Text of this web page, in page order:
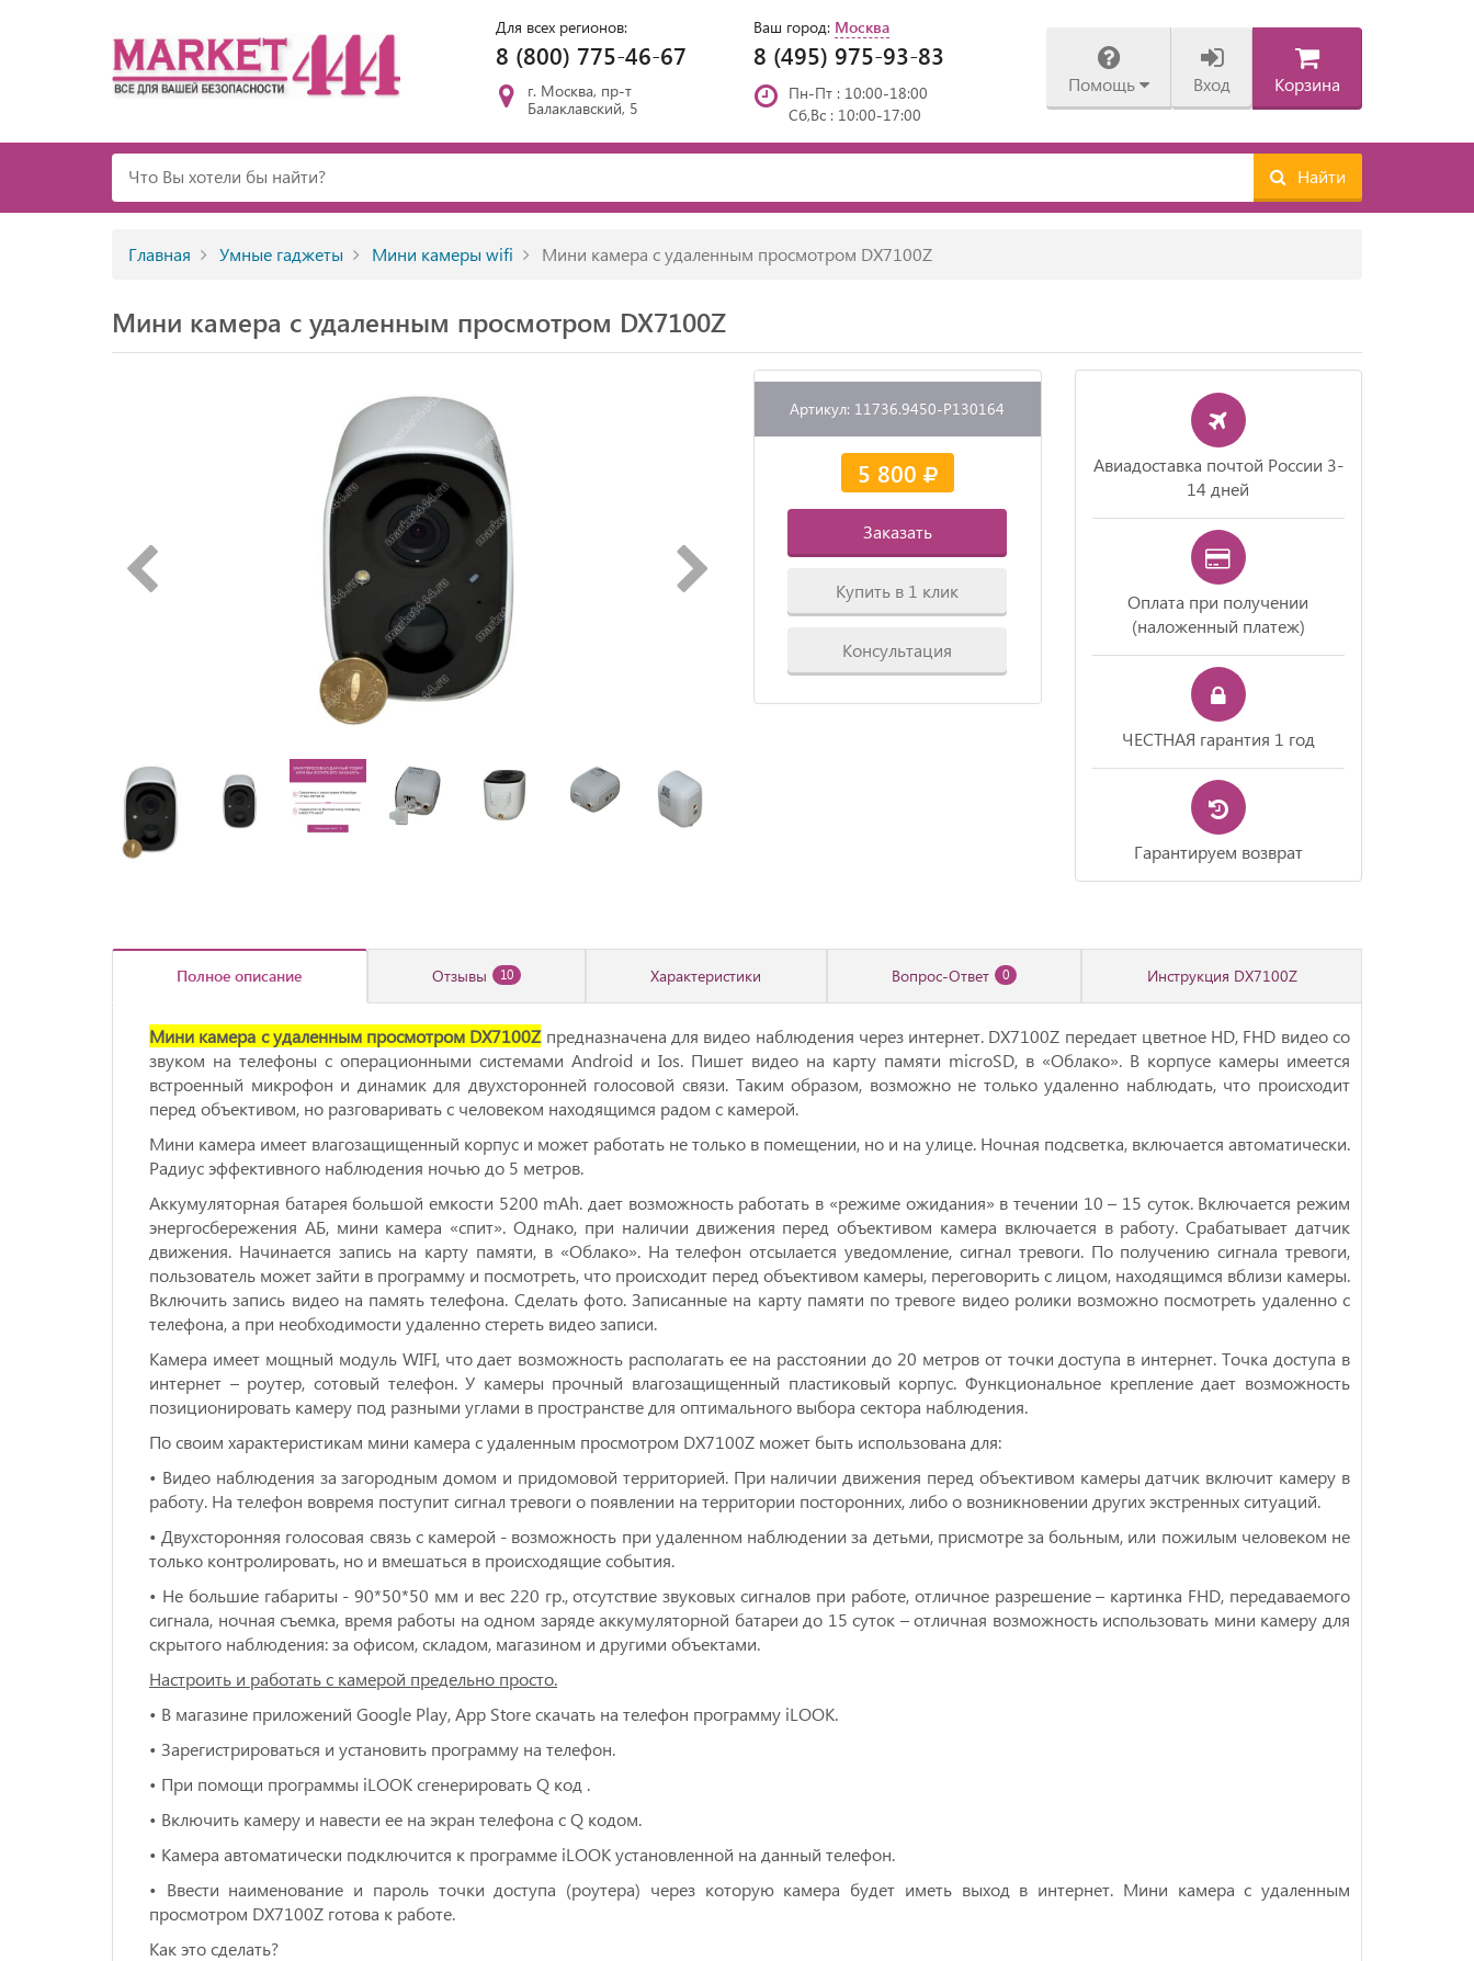
Для всех регионов:
8 (800) 775-46-67
Ваш город: Москва
8 (495) 975-93-83
г. Москва, пр-т
Балаклавский, 5
Пн-Пт : 10:00-18:00
Сб,Вс : 10:00-17:00
Помощь Вход Корзина
Найти
Главная Умные гаджеты Мини камеры wifi Мини камера с удаленным просмотром DX7100Z
Мини камера с удаленным просмотром DX7100Z
Артикул: 11736.9450-P130164
5 800
Заказать
Купить в 1 клик
Консультация
Авиадоставка почтой России 3-
14 дней
Оплата при получении
(наложенный платеж)
ЧЕСТНАЯ гарантия 1 год
Гарантируем возврат
Полное описание Отзывы 10 Характеристики Вопрос-Ответ 0 Инструкция DX7100Z
Мини камера с удаленным просмотром DX7100Zпредназначена для видео наблюдения через интернет. DX7100Z передает цветное HD, FHD видео со
звуком на телефоны с операционными системами Android и Ios. Пишет видео на карту памяти microSD, в «Облако». В корпусе камеры имеется
встроенный микрофон и динамик для двухсторонней голосовой связи. Таким образом, возможно не только удаленно наблюдать, что происходит
перед объективом, но разговаривать с человеком находящимся радом с камерой.
Мини камера имеет влагозащищенный корпус и может работать не только в помещении, но и на улице. Ночная подсветка, включается автоматически.
Радиус эффективного наблюдения ночью до 5 метров.
Аккумуляторная батарея большой емкости 5200 mAh. дает возможность работать в «режиме ожидания» в течении 10 – 15 суток. Включается режим
энергосбережения АБ, мини камера «спит». Однако, при наличии движения перед объективом камера включается в работу. Срабатывает датчик
движения. Начинается запись на карту памяти, в «Облако». На телефон отсылается уведомление, сигнал тревоги. По получению сигнала тревоги,
пользователь может зайти в программу и посмотреть, что происходит перед объективом камеры, переговорить с лицом, находящимся вблизи камеры.
Включить запись видео на память телефона. Сделать фото. Записанные на карту памяти по тревоге видео ролики возможно посмотреть удаленно с
телефона, а при необходимости удаленно стереть видео записи.
Камера имеет мощный модуль WIFI, что дает возможность располагать ее на расстоянии до 20 метров от точки доступа в интернет. Точка доступа в
интернет – роутер, сотовый телефон. У камеры прочный влагозащищенный пластиковый корпус. Функциональное крепление дает возможность
позиционировать камеру под разными углами в пространстве для оптимального выбора сектора наблюдения.
По своим характеристикам мини камера с удаленным просмотром DX7100Z может быть использована для:
• Видео наблюдения за загородным домом и придомовой территорией. При наличии движения перед объективом камеры датчик включит камеру в
работу. На телефон вовремя поступит сигнал тревоги о появлении на территории посторонних, либо о возникновении других экстренных ситуаций.
• Двухсторонняя голосовая связь с камерой - возможность при удаленном наблюдении за детьми, присмотре за больным, или пожилым человеком не
только контролировать, но и вмешаться в происходящие события.
• Не большие габариты - 90*50*50 мм и вес 220 гр., отсутствие звуковых сигналов при работе, отличное разрешение – картинка FHD, передаваемого
сигнала, ночная съемка, время работы на одном заряде аккумуляторной батареи до 15 суток – отличная возможность использовать мини камеру для
скрытого наблюдения: за офисом, складом, магазином и другими объектами.
Настроить и работать с камерой предельно просто.
• В магазине приложений Google Play, App Store скачать на телефон программу iLOOK.
• Зарегистрироваться и установить программу на телефон.
• При помощи программы iLOOK сгенерировать Q код .
• Включить камеру и навести ее на экран телефона с Q кодом.
• Камера автоматически подключится к программе iLOOK установленной на данный телефон.
• Ввести наименование и пароль точки доступа (роутера) через которую камера будет иметь выход в интернет. Мини камера с удаленным
просмотром DX7100Z готова к работе.
Как это сделать?